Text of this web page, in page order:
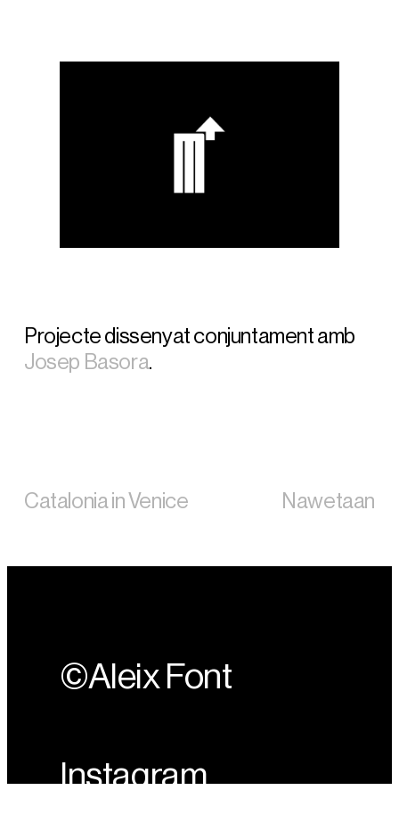
Projecte dissenyat conjuntament amb
Josep Basora.
Catalonia in Venice Nawetaan
©Aleix Font
Instagram